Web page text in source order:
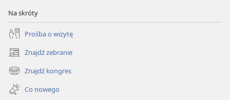
Na skróty
Prośba o wizytę
Znajdź zebranie
(opens
new
window)
Znajdź kongres
(opens
new
window)
Co nowego